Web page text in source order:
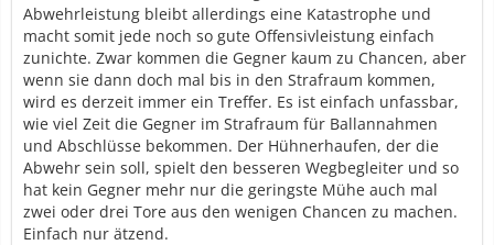
Abwehrleistung bleibt allerdings eine Katastrophe und
macht somit jede noch so gute Offensivleistung einfach
zunichte. Zwar kommen die Gegner kaum zu Chancen, aber
wenn sie dann doch mal bis in den Strafraum kommen,
wird es derzeit immer ein Treffer. Es ist einfach unfassbar,
wie viel Zeit die Gegner im Strafraum für Ballannahmen
und Abschlüsse bekommen. Der Hühnerhaufen, der die
Abwehr sein soll, spielt den besseren Wegbegleiter und so
hat kein Gegner mehr nur die geringste Mühe auch mal
zwei oder drei Tore aus den wenigen Chancen zu machen.
Einfach nur ätzend.